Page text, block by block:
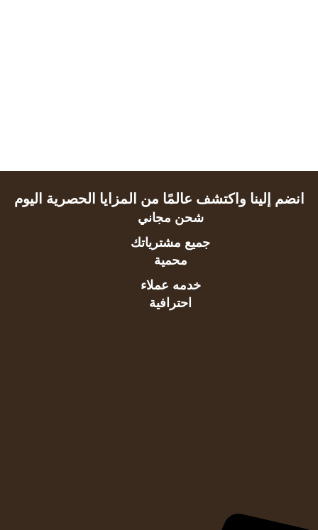
انضم إلينا واكتشف عالمًا من المزايا الحصرية اليوم
شحن مجاني
جميع مشترياتك
محمية
خدمه عملاء
احترافية